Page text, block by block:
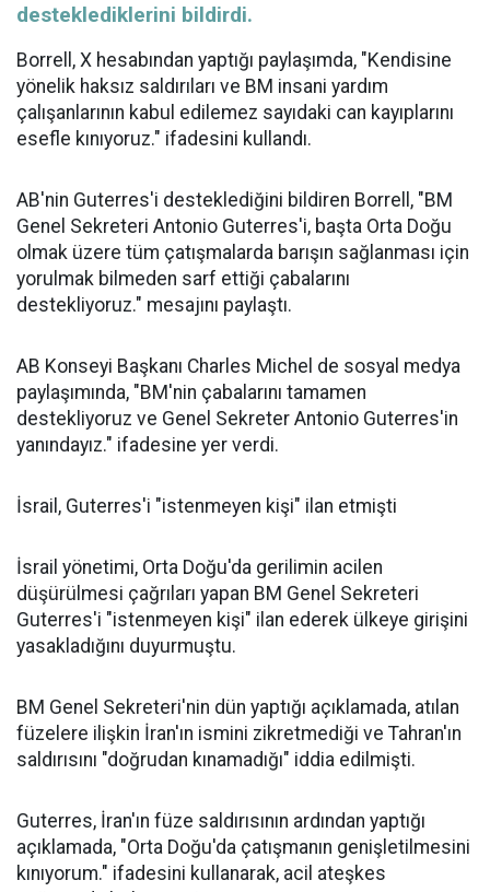
desteklediklerini bildirdi.
Borrell, X hesabından yaptığı paylaşımda, "Kendisine
yönelik haksız saldırıları ve BM insani yardım
çalışanlarının kabul edilemez sayıdaki can kayıplarını
esefle kınıyoruz." ifadesini kullandı.
AB'nin Guterres'i desteklediğini bildiren Borrell, "BM
Genel Sekreteri Antonio Guterres'i, başta Orta Doğu
olmak üzere tüm çatışmalarda barışın sağlanması için
yorulmak bilmeden sarf ettiği çabalarını
destekliyoruz." mesajını paylaştı.
AB Konseyi Başkanı Charles Michel de sosyal medya
paylaşımında, "BM'nin çabalarını tamamen
destekliyoruz ve Genel Sekreter Antonio Guterres'in
yanındayız." ifadesine yer verdi.
İsrail, Guterres'i "istenmeyen kişi" ilan etmişti
İsrail yönetimi, Orta Doğu'da gerilimin acilen
düşürülmesi çağrıları yapan BM Genel Sekreteri
Guterres'i "istenmeyen kişi" ilan ederek ülkeye girişini
yasakladığını duyurmuştu.
BM Genel Sekreteri'nin dün yaptığı açıklamada, atılan
füzelere ilişkin İran'ın ismini zikretmediği ve Tahran'ın
saldırısını "doğrudan kınamadığı" iddia edilmişti.
Guterres, İran'ın füze saldırısının ardından yaptığı
açıklamada, "Orta Doğu'da çatışmanın genişletilmesini
kınıyorum." ifadesini kullanarak, acil ateşkes